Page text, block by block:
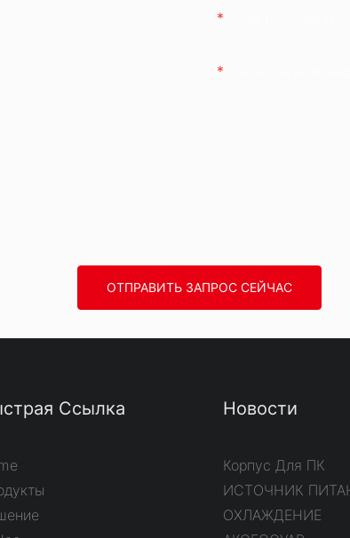
ОТПРАВИТЬ ЗАПРОС СЕЙЧАС
Ссылка Новости
Корпус Для ПК
ИСТОЧНИК
ОХЛАЖДЕНИЕ